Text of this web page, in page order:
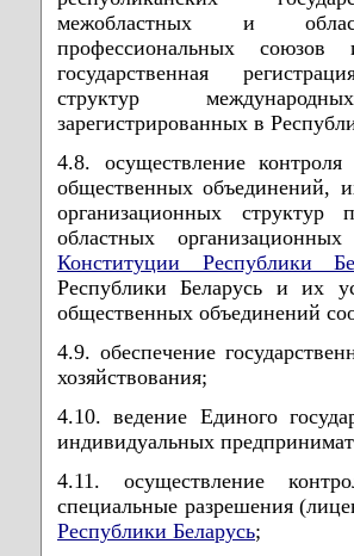
межобластных и
профессиональных
государственная
структур
зарегистрированных в
4.8. осуществление контроля
общественных объединений,
организационных структур
областных
Конституции Республики
Республики Беларусь и их
общественных объединений
4.9. обеспечение
хозяйствования;
4.10. ведение Единого
индивидуальных
4.11. осуществление
специальные разрешения
Республики Беларусь;